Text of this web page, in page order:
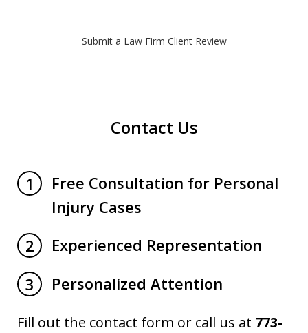
Submit a Law Firm Client Review
Contact Us
1
Free Consultation for Personal
Injury Cases
2
Experienced Representation
3
Personalized Attention
Fill out the contact form or call us at 773-